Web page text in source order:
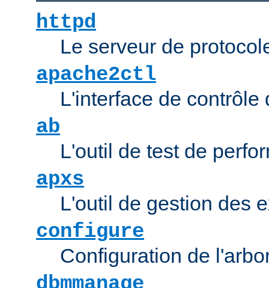
httpd
Le serveur de
apache2ctl
L'interface de contrôle
ab
L'outil de test de
apxs
L'outil de gestion des
configure
Configuration de